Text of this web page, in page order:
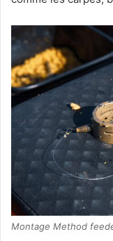
Montage Method